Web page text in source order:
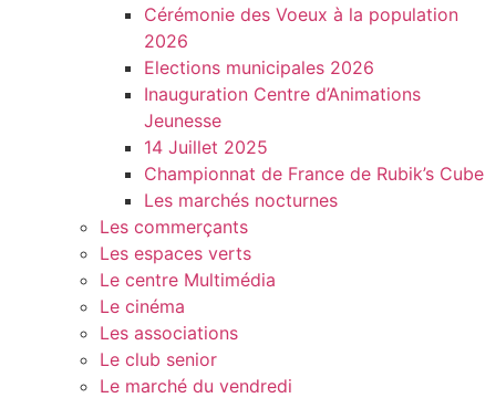
Cérémonie des Voeux à la population
2026
Elections municipales 2026
Inauguration Centre d’Animations
Jeunesse
14 Juillet 2025
Championnat de France de Rubik’s Cube
Les marchés nocturnes
Les commerçants
Les espaces verts
Le centre Multimédia
Le cinéma
Les associations
Le club senior
Le marché du vendredi